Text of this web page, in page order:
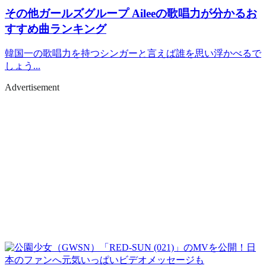
その他ガールズグループAileeの歌唱力が分かるお
すすめ曲ランキング
韓国一の歌唱力を持つシンガーと言えば誰を思い浮かべるで
しょう...
Advertisement